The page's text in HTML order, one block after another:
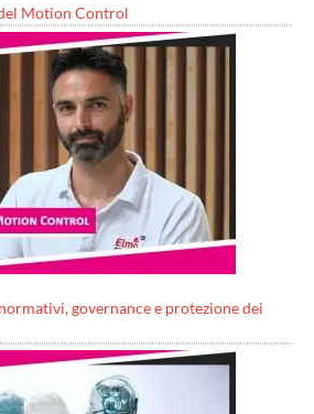
Motion Control
governance e protezione dei